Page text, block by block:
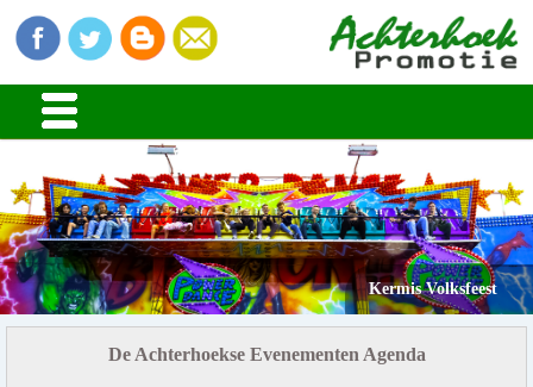
Kermis Volksfeest
De Achterhoekse Evenementen Agenda